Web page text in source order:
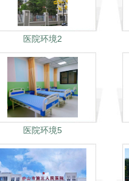
医院环境2
医院环境5